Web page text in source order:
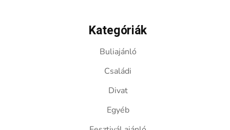
Kategóriák
Buliajánló
Családi
Divat
Egyéb